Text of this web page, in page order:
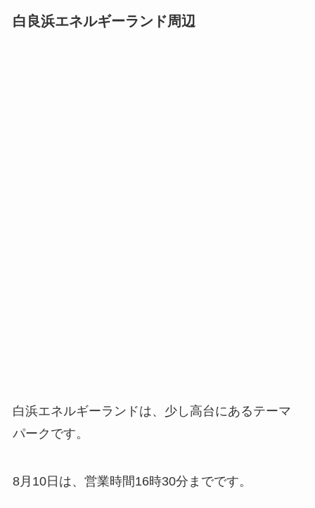
白良浜エネルギーランド周辺
白浜エネルギーランドは、少し高台にあるテーマ
パークです。
8月10日は、営業時間16時30分までです。